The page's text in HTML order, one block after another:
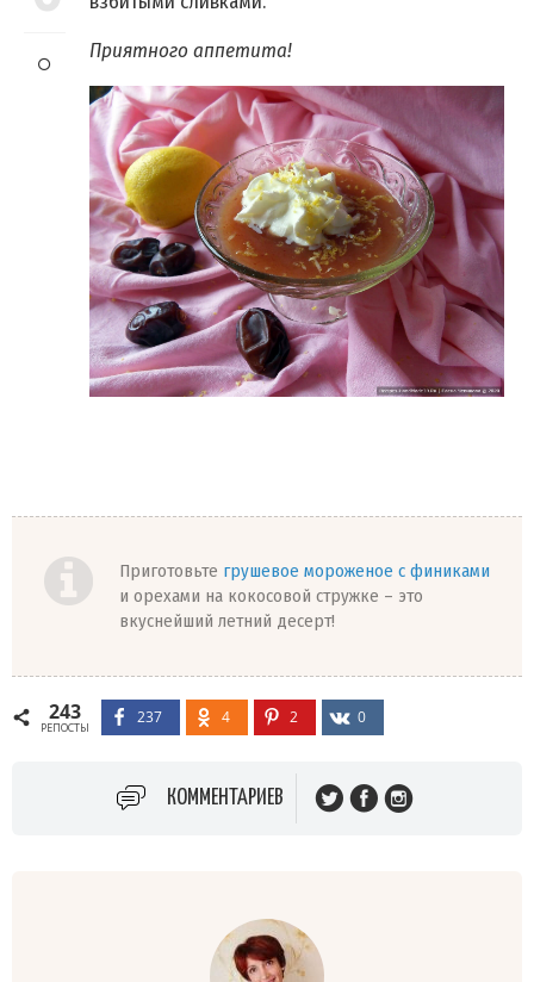
Приятного аппетита!
Приготовьте грушевое мороженое с финиками
и орехами на кокосовой стружке – это
вкуснейший летний десерт!
243
РЕПОСТЫ
237 4 2 0
КОММЕНТАРИЕВ